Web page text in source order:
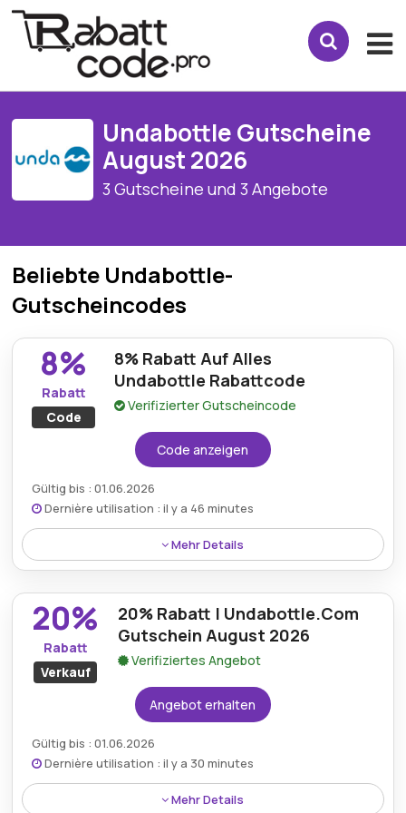
Undabottle Gutscheine
August 2026
3 Gutscheine und 3 Angebote
Beliebte Undabottle-
Gutscheincodes
8%
Rabatt
Code
8% Rabatt Auf Alles
Undabottle Rabattcode
Verifizierter Gutscheincode
Code anzeigen
Gültig bis : 01.06.2026
Dernière utilisation : il y a 46 minutes
Mehr Details
Kunden können einen Rabatt von 10% auf alle
verfügbaren Artikel bei Undabottle erhalten, indem
sie den angegebenen Rabattcode während des
Bezahlvorgangs anwenden.
20%
Rabatt
Verkauf
20% Rabatt | Undabottle.Com
Gutschein August 2026
Verifiziertes Angebot
Angebot erhalten
Gültig bis : 01.06.2026
Dernière utilisation : il y a 30 minutes
Mehr Details